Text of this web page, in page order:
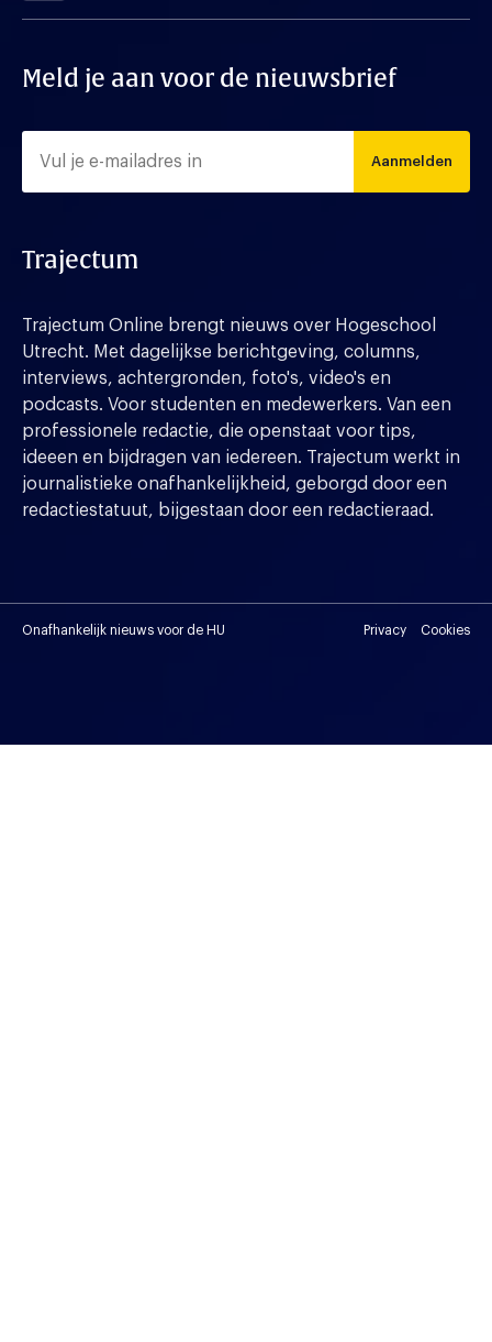
Meld je aan voor de nieuwsbrief
Aanmelden
Trajectum
Trajectum Online brengt nieuws over Hogeschool
Utrecht. Met dagelijkse berichtgeving, columns,
interviews, achtergronden, foto's, video's en
podcasts. Voor studenten en medewerkers. Van een
professionele redactie, die openstaat voor tips,
ideeen en bijdragen van iedereen. Trajectum werkt in
journalistieke onafhankelijkheid, geborgd door een
redactiestatuut, bijgestaan door een redactieraad.
Onafhankelijk nieuws voor de HU Privacy Cookies